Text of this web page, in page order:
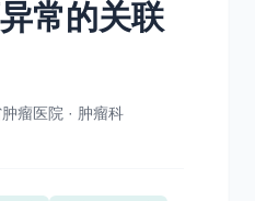
常的关联
瘤医院 · 肿瘤科